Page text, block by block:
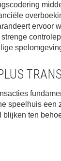
ervoor
speelhuis een
ten